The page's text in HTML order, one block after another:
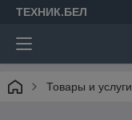
ТЕХНИК.БЕЛ
Товары и услуги